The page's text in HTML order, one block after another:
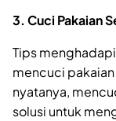
3. Cuci Pakaian
Tips
mencuci
nyatanya,
solusi untuk